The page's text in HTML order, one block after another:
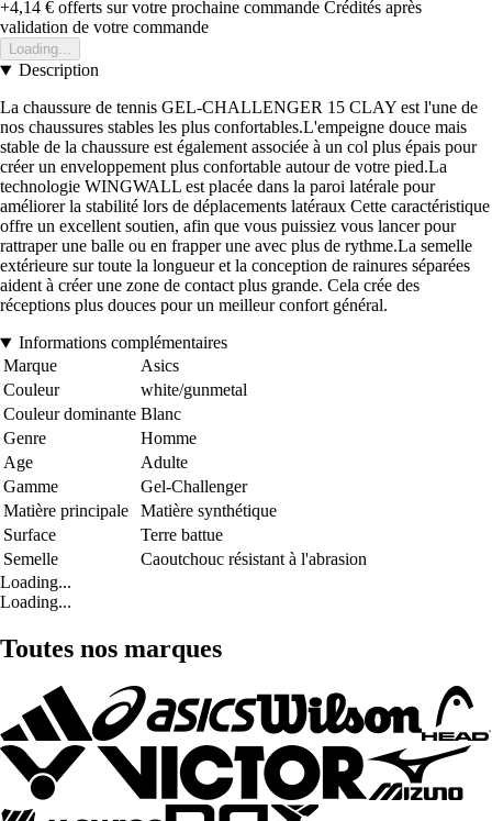
+4,14 € offerts sur votre prochaine commande Crédités après
validation de votre commande
Loading...
Description
La chaussure de tennis GEL-CHALLENGER 15 CLAY est l'une de
nos chaussures stables les plus confortables.L'empeigne douce mais
stable de la chaussure est également associée à un col plus épais pour
créer un enveloppement plus confortable autour de votre pied.La
technologie WINGWALL est placée dans la paroi latérale pour
améliorer la stabilité lors de déplacements latéraux Cette caractéristique
offre un excellent soutien, afin que vous puissiez vous lancer pour
rattraper une balle ou en frapper une avec plus de rythme.La semelle
extérieure sur toute la longueur et la conception de rainures séparées
aident à créer une zone de contact plus grande. Cela crée des
réceptions plus douces pour un meilleur confort général.
Informations complémentaires
Marque
Asics
Couleur
white/gunmetal
Couleur dominante Blanc
Genre
Homme
Age
Adulte
Gamme
Gel-Challenger
Matière principale
Matière synthétique
Surface
Terre battue
Semelle
Caoutchouc résistant à l'abrasion
Loading...
Loading...
Toutes nos marques